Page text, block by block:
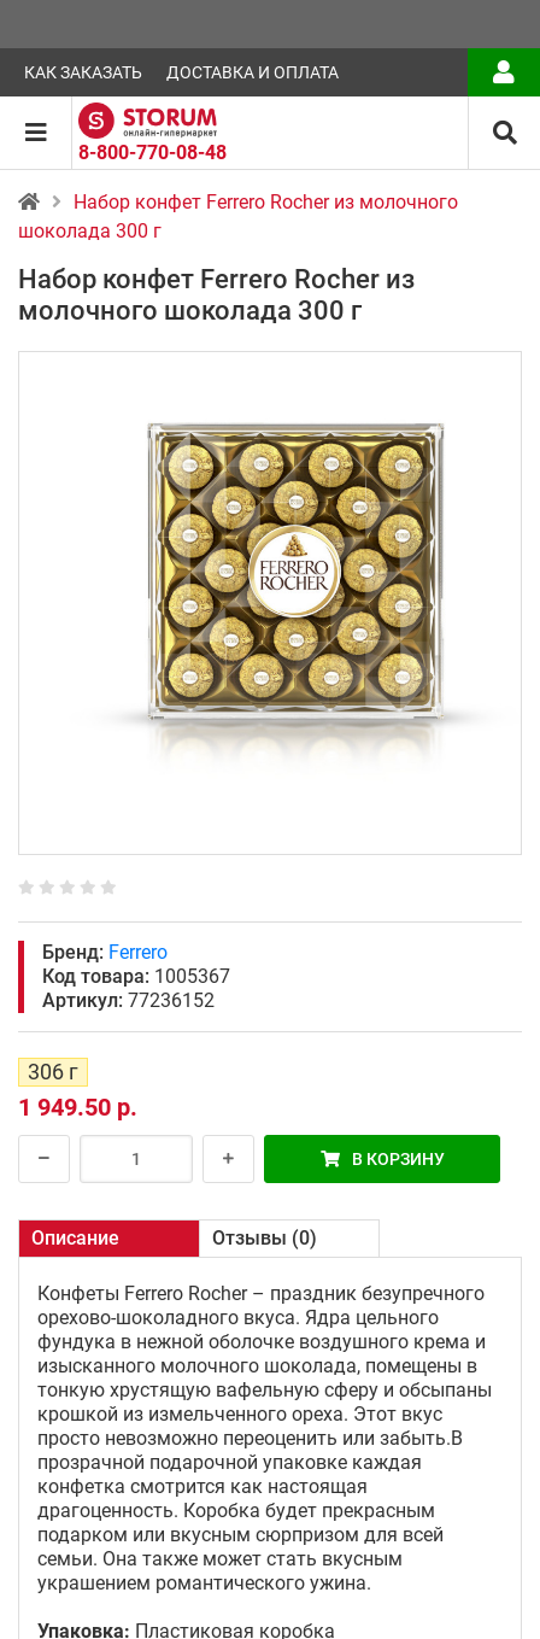
КАК ЗАКАЗАТЬ ДОСТАВКА И ОПЛАТА
8-800-770-08-48
Набор конфет Ferrero Rocher из молочного
шоколада 300 г
Набор конфет Ferrero Rocher из
молочного шоколада 300 г
Бренд: Ferrero
Код товара: 1005367
Артикул: 77236152
306 г
1 949.50 р.
В КОРЗИНУ
Описание Отзывы (0)
Конфеты Ferrero Rocher – праздник безупречного
орехово-шоколадного вкуса. Ядра цельного
фундука в нежной оболочке воздушного крема и
изысканного молочного шоколада, помещены в
тонкую хрустящую вафельную сферу и обсыпаны
крошкой из измельченного ореха. Этот вкус
просто невозможно переоценить или забыть.В
прозрачной подарочной упаковке каждая
конфетка смотрится как настоящая
драгоценность. Коробка будет прекрасным
подарком или вкусным сюрпризом для всей
семьи. Она также может стать вкусным
украшением романтического ужина.
Упаковка: Пластиковая коробка